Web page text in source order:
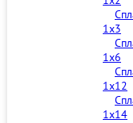
1x3
1x6
1x12
1x14